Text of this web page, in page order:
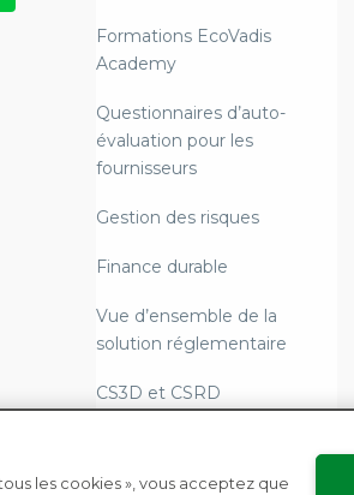
Formations EcoVadis
Academy
Questionnaires d’auto-
évaluation pour les
fournisseurs
Gestion des risques
Finance durable
Vue d’ensemble de la
solution réglementaire
CS3D et CSRD
les cookies », vous acceptez que